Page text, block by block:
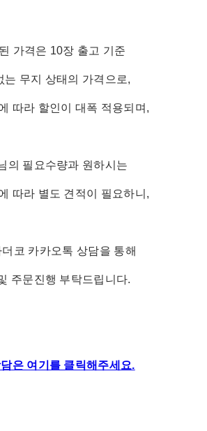
가격은 10장 출고 기준
는 무지 상태의 가격으로,
따라 할인이 대폭 적용되며,
의 필요수량과 원하시는
따라 별도 견적이 필요하니,
코 카카오톡 상담을 통해
주문진행 부탁드립니다.
은 여기를 클릭해주세요.